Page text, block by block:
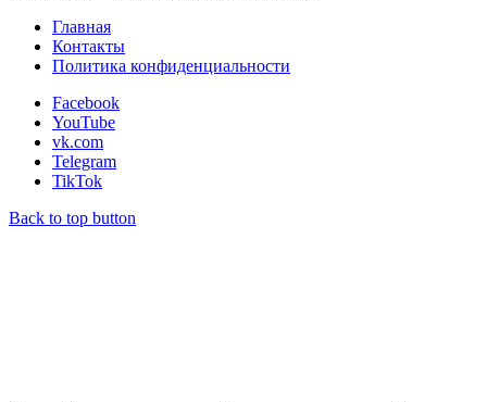
Главная
Контакты
Политика конфиденциальности
Facebook
YouTube
vk.com
Telegram
TikTok
Back to top button